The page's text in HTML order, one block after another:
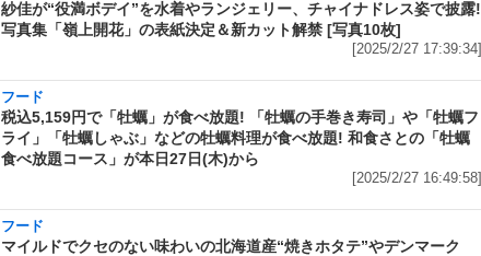
紗佳が“役満ボデイ”を水着やランジェリー、チャイナドレス姿で披露!
写真集「嶺上開花」の表紙決定＆新カット解禁 [写真10枚]
[2025/2/27 17:39:34]
フード
税込5,159円で「牡蠣」が食べ放題! 「牡蠣の手巻き寿司」や「牡蠣フ
ライ」「牡蠣しゃぶ」などの牡蠣料理が食べ放題! 和食さとの「牡蠣
食べ放題コース」が本日27日(木)から
[2025/2/27 16:49:58]
フード
マイルドでクセのない味わいの北海道産“焼きホタテ”やデンマーク